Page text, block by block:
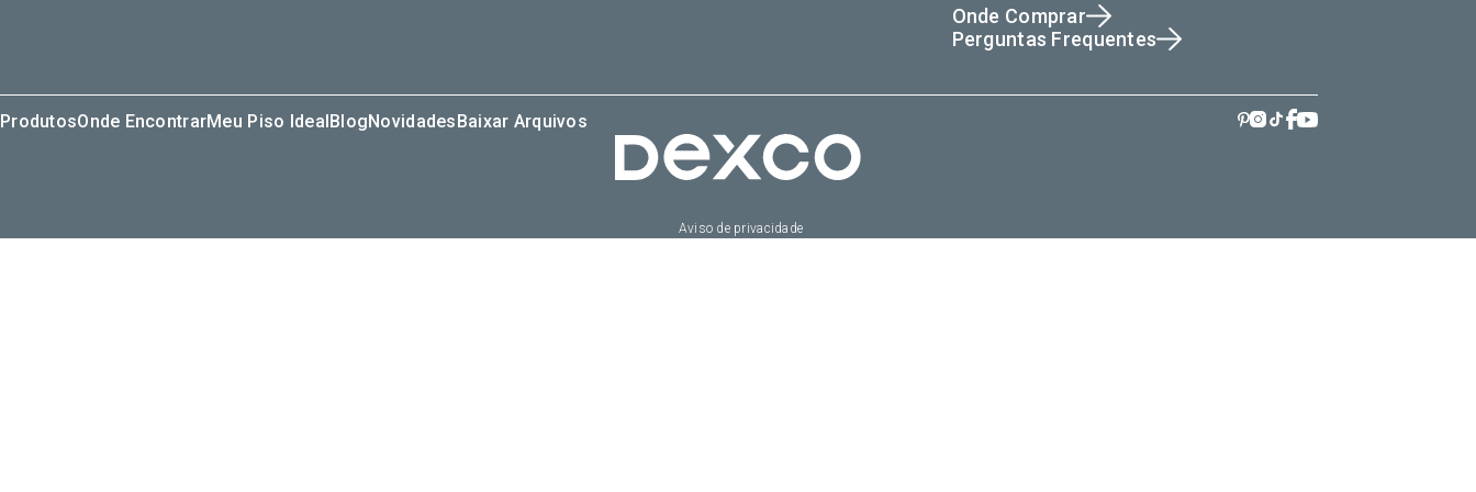
Onde Comprar
Perguntas Frequentes
ProdutosOnde EncontrarMeu Piso IdealBlogNovidadesBaixar Arquivos
Aviso de privacidade